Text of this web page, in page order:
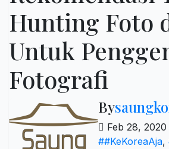
Hunting Foto
Untuk
Fotografi
By
Feb 28, 2020
##KeKoreaAja,